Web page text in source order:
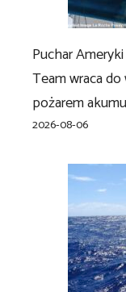
Puchar
Team wraca
pożarem
2026-08-06